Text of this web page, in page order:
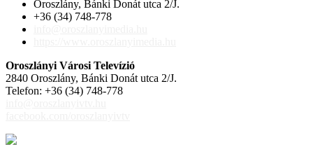
Oroszlány, Bánki Donát utca 2/J.
+36 (34) 748-778
Oroszlányi Városi Televízió
2840 Oroszlány, Bánki Donát utca 2/J.
Telefon: +36 (34) 748-778